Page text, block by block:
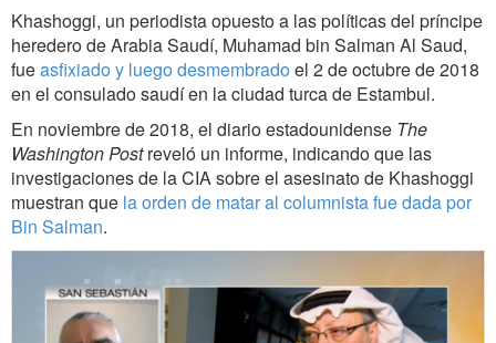
Khashoggi, un periodista opuesto a las políticas del príncipe
heredero de Arabia Saudí, Muhamad bin Salman Al Saud,
fueasfixiado y luego desmembrado el 2 de octubre de 2018
en el consulado saudí en la ciudad turca de Estambul.
En noviembre de 2018, el diario estadounidense The
Washington Postreveló un informe, indicando que las
investigaciones de la CIA sobre el asesinato de Khashoggi
muestran que la orden de matar al columnista fue dada por
Bin Salman.